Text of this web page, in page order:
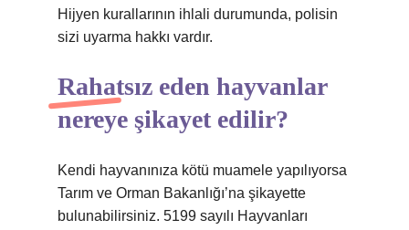
Hijyen kurallarının ihlali durumunda, polisin
sizi uyarma hakkı vardır.
Rahatsız eden hayvanlar
nereye şikayet edilir?
Kendi hayvanınıza kötü muamele yapılıyorsa
Tarım ve Orman Bakanlığı’na şikayette
bulunabilirsiniz. 5199 sayılı Hayvanları